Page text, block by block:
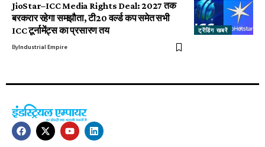
ट्रेंडिंग खबरें
JioStar–ICC Media Rights Deal: 2027 तक
बरकरार रहेगा समझौता, टी20 वर्ल्ड कप समेत सभी
ICC टूर्नामेंट्स का प्रसारण तय
ByIndustrial Empire